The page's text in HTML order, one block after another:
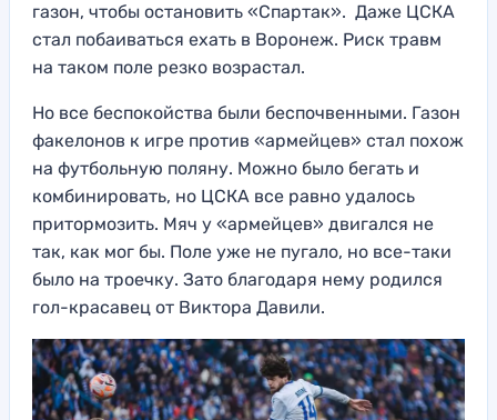
газон, чтобы остановить «Спартак». Даже ЦСКА
стал побаиваться ехать в Воронеж. Риск травм
на таком поле резко возрастал.
Но все беспокойства были беспочвенными. Газон
факелонов к игре против «армейцев» стал похож
на футбольную поляну. Можно было бегать и
комбинировать, но ЦСКА все равно удалось
притормозить. Мяч у «армейцев» двигался не
так, как мог бы. Поле уже не пугало, но все-таки
было на троечку. Зато благодаря нему родился
гол-красавец от Виктора Давили.